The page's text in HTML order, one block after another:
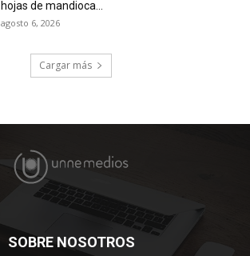
hojas de mandioca...
agosto 6, 2026
Cargar más
SOBRE NOSOTROS